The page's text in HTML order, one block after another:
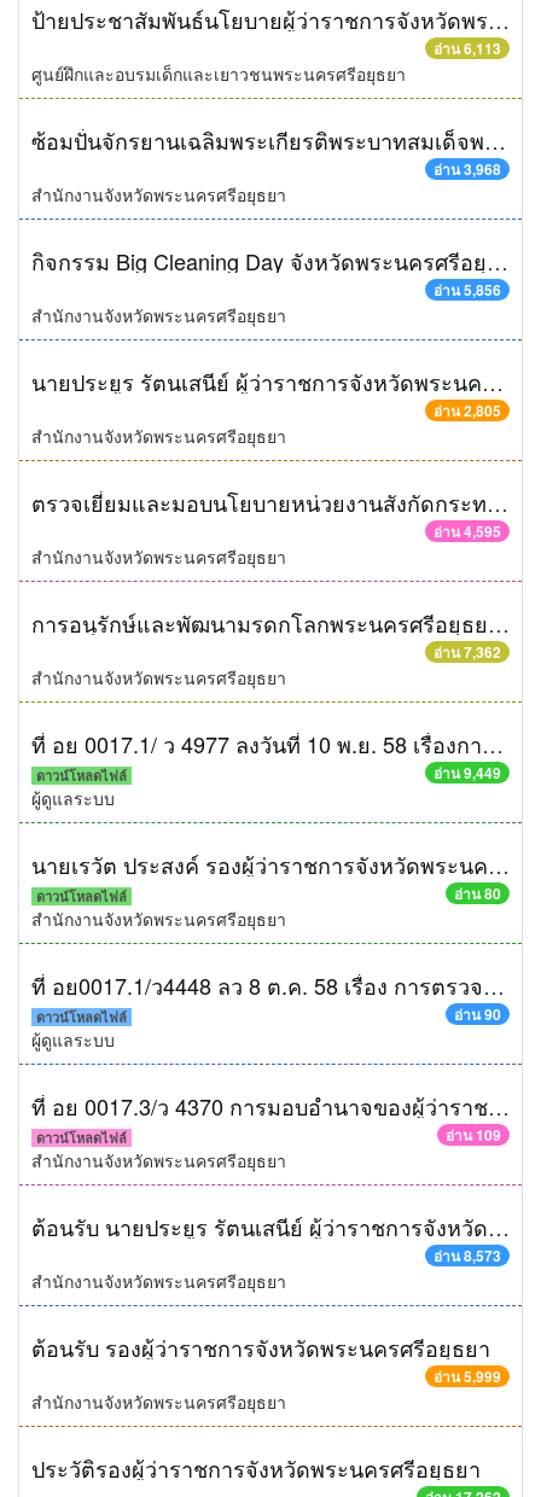
ป้ายประชาสัมพันธ์นโยบายผู้ว่าราชการจังหวัดพระนครศรีอยุธยา
อ่าน 6,113
ศูนย์ฝึกและอบรมเด็กและเยาวชนพระนครศรีอยุธยา
ซ้อมปั่นจักรยานเฉลิมพระเกียรติพระบาทสมเด็จพระเจ้าอยู่หัวฯ "Bike for Dad"
อ่าน 3,968
สำนักงานจังหวัดพระนครศรีอยุธยา
กิจกรรม Big Cleaning Day จังหวัดพระนครศรีอยุธยา
อ่าน 5,856
สำนักงานจังหวัดพระนครศรีอยุธยา
นายประยูร รัตนเสนีย์ ผู้ว่าราชการจังหวัดพระนครศรีอยุธยา ตรวจเยี่ยมและมอบนโยบายหน่วยงานสังกัดกระทรวงอุตสาหกรรม
อ่าน 2,805
สำนักงานจังหวัดพระนครศรีอยุธยา
ตรวจเยี่ยมและมอบนโยบายหน่วยงานสังกัดกระทรวงแรงงาน
อ่าน 4,595
สำนักงานจังหวัดพระนครศรีอยุธยา
การอนุรักษ์และพัฒนามรดกโลกพระนครศรีอยุธยาและเมืองบริวาร
อ่าน 7,362
สำนักงานจังหวัดพระนครศรีอยุธยา
ที่ อย 0017.1/ ว 4977 ลงวันที่ 10 พ.ย. 58 เรื่องการประชาสัมพันธ์นโยบายผู้ว่าราชการจังหวัดพระนครศรีอยุธยา
ดาวน์โหลดไฟล์ อ่าน 9,449
ผู้ดูแลระบบ
นายเรวัต ประสงค์ รองผู้ว่าราชการจังหวัดพระนครศรีอยุธยา ร่วมพิธีเปิดโครงการสานใจไทย สู่ใจใต้
ดาวน์โหลดไฟล์ อ่าน 80
สำนักงานจังหวัดพระนครศรีอยุธยา
ที่ อย0017.1/ว4448 ลว 8 ต.ค. 58 เรื่อง การตรวจเยี่ยมและมอบนโยบายของผู้ว่าราชการจังหวัดพระนครศรีอยุธยา
ดาวน์โหลดไฟล์ อ่าน 90
ผู้ดูแลระบบ
ที่ อย 0017.3/ว 4370 การมอบอำนาจของผู้ว่าราชการจังหวัดพระนครศรีอยุธยา
ดาวน์โหลดไฟล์ อ่าน 109
สำนักงานจังหวัดพระนครศรีอยุธยา
ต้อนรับ นายประยูร รัตนเสนีย์ ผู้ว่าราชการจังหวัดพระนครศรีอยุธยา
อ่าน 8,573
สำนักงานจังหวัดพระนครศรีอยุธยา
ต้อนรับ รองผู้ว่าราชการจังหวัดพระนครศรีอยุธยา
อ่าน 5,999
สำนักงานจังหวัดพระนครศรีอยุธยา
ประวัติรองผู้ว่าราชการจังหวัดพระนครศรีอยุธยา